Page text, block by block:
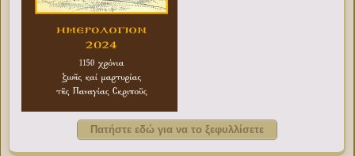
Πατήστε εδώ για να το ξεφυλλίσετε